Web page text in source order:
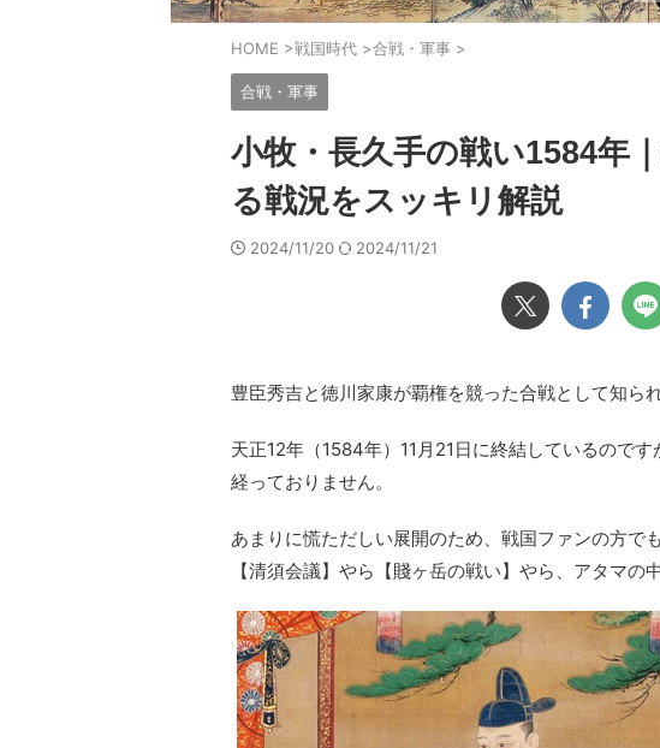
HOME >戦国時代 >合戦・軍事 >
合戦・軍事
小牧・長久手の戦い1584年
る戦況をスッキリ解説
2024/11/20 2024/11/21
豊臣秀吉と徳川家康が覇権を競った合戦として知ら
天正12年（1584年）11月21日に終結しているので
経っておりません。
あまりに慌ただしい展開のため、戦国ファンの方で
【清須会議】やら【賤ヶ岳の戦い】やら、アタマの